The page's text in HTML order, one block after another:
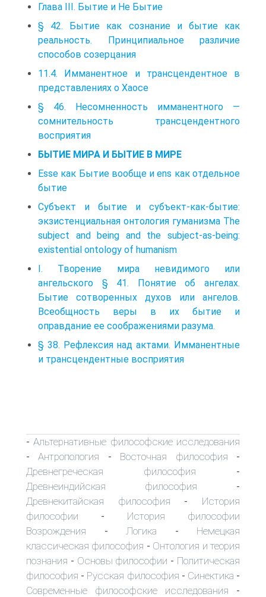
Глава III. Бытие и Не Бытие
§ 42. Бытие как сознание и бытие как
реальность. Принципиальное различие
способов созерцания
11.4. Имманентное и трансцендентное в
представлениях о Хаосе
§ 46. Несомненность имманентного —
сомнительность трансцендентного
восприятия
БЫТИЕ МИРА И БЫТИЕ В МИРЕ
Esse как Бытие вообще и ens как отдельное
бытие
Субъект и бытие и субъект-как-бытие:
экзистенциальная онтология гуманизма The
subject and being and the subject-as-being:
existential ontology of humanism
I. Творение мира невидимого или
ангельского § 41. Понятие об ангелах.
Бытие сотворенных духов или ангелов.
Всеобщность веры в их бытие и
оправдание ее соображениями разума.
§ 38. Рефлексия над актами. Имманентные
и трансцендентные восприятия
-Альтернативные философские исследования
-Антропология - Восточная философия -
Древнегреческая философия -
Древнеиндийская философия -
Древнекитайская философия - История
философии - История философии
Возрождения - Логика - Немецкая
классическая философия - Онтология и теория
познания - Основы философии - Политическая
философия - Русская философия - Синектика -
Современные философские исследования -